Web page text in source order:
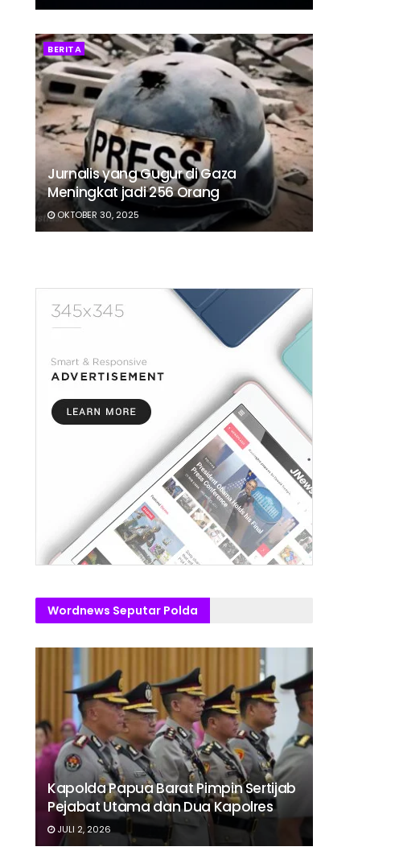
BERITA
Jurnalis yang Gugur di Gaza
Meningkat jadi 256 Orang
OKTOBER 30, 2025
Wordnews Seputar Polda
Kapolda Papua Barat Pimpin Sertijab
Pejabat Utama dan Dua Kapolres
JULI 2, 2026